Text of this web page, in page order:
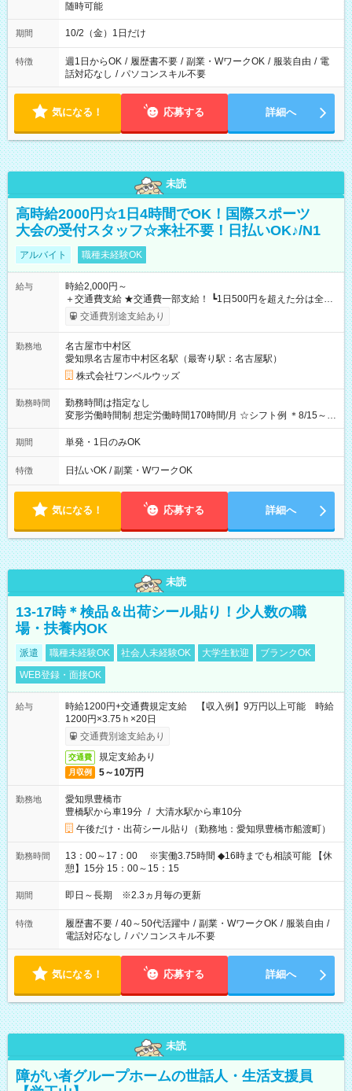
随時可能
期間 10/2（金）1日だけ
特徴 週1日からOK / 履歴書不要 / 副業・WワークOK / 服装自由 / 電
話対応なし / パソコンスキル不要
気になる！ 応募する 詳細へ
未読
高時給2000円☆1日4時間でOK！国際スポーツ
大会の受付スタッフ☆来社不要！日払いOK♪/N1
アルバイト 職種未経験OK
給与
時給2,000円～
＋交通費支給 ★交通費一部支給！ ┗1日500円を超えた分は全額
支給！ ※往復500円以内の方は自己負担となります ★日払い
OK！（規定あり） ┗働いたその日に現金GET♪ お仕事後はコン
期間なし
交通費別途支給あり
勤務地
名古屋市中村区
愛知県名古屋市中村区名駅（最寄り駅：名古屋駅）
株式会社ワンベルウッズ
勤務時間
勤務時間は指定なし
変形労働時間制 想定労働時間170時間/月 ☆シフト例 ＊8/15～
10/26 全日共通 08：00～12：00 17：00～21：00 ＊8/31
～9/19のみ下記シフトもあります！ 12：00～16：00 ＊9/6～
00
期間 単発・1日のみOK
特徴 日払いOK / 副業・WワークOK
気になる！ 応募する 詳細へ
未読
13-17時＊検品＆出荷シール貼り！少人数の職
場・扶養内OK
派遣 職種未経験OK 社会人未経験OK 大学生歓迎
ブランクOK
WEB登録・面接OK
給与
時給1200円+交通費規定支給 【収入例】9万円以上可能 時給
1200円×3.75ｈ×20日
交通費別途支給あり
交通費 規定支給あり
月収例 5～10万円
勤務地
愛知県豊橋市
豊橋駅から車19分 / 大清水駅から車10分
午後だけ・出荷シール貼り（勤務地：愛知県豊橋市船渡町）
勤務時間
13：00～17：00 ※実働3.75時間 ◆16時までも相談可能 【休
憩】15分 15：00～15：15
期間 即日～長期 ※2.3ヵ月毎の更新
特徴 履歴書不要 / 40～50代活躍中 / 副業・WワークOK / 服装自由 /
電話対応なし / パソコンスキル不要
気になる！ 応募する 詳細へ
未読
障がい者グループホームの世話人・生活支援員